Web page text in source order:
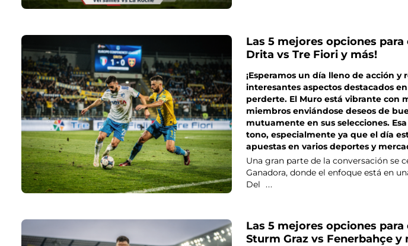
Las 5 mejores opciones para
Drita vs Tre Fiori y más!
¡Esperamos un día lleno de acción
interesantes aspectos destacados
perderte. El Muro está vibrante con
miembros enviándose deseos de
mutuamente en sus selecciones.
tono, especialmente ya que el día
apuestas en varios deportes y
Una gran parte de la conversación se
Ganadora, donde el enfoque está en
Del ...
Las 5 mejores opciones para
Sturm Graz vs Fenerbahçe y